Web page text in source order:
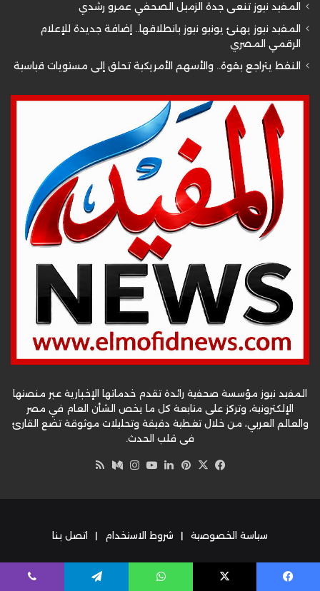
المفيد نيوز تنعى جدة الزميل الصحفي عمرو رشدي
المفيد نيوز يهنئ يونيو نيوز بانطلاقها.. إضافة جديدة للإعلام
الرقمي المصري
النفط يتراجع بقوة.. والأسهم الأمريكية تحلق إلى مستويات قياسية
المفيد نيوز مؤسسة صحفية رائدة تقدم خدماتها الإخبارية عبر منصتها
الإلكترونية، وتركز على متابعة كل ما يخص الشأن العام في مصر
والعالم العربي، من خلال تغطية دقيقة وتحليلات موثوقة تضع القارئ
في قلب الحدث.
فيسبوك
‫X بينتيريست
لينكدإن‫YouTube
انستقرام
وسط
سياسة الخصوصية | شروط الاستخدام | اتصل بنا
المفيد نيوز – موقع إخباري شامل يقدم تغطية لحظية وتحليلات